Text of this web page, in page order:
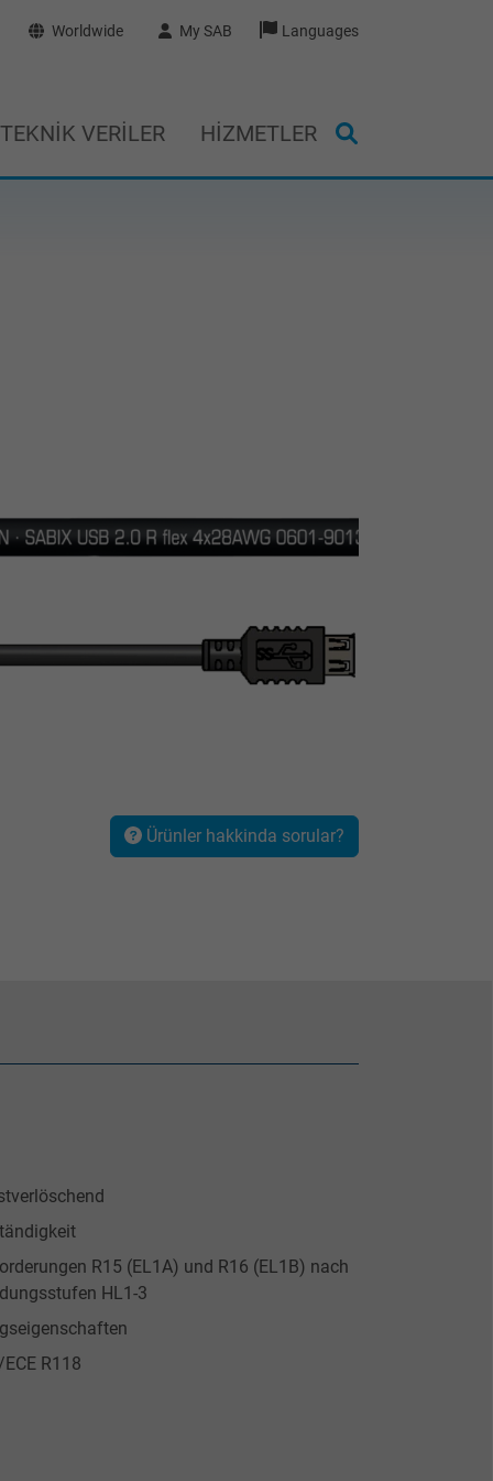
Worldwide My SAB Languages
TEKNIK VERILER HIZMETLER
Ürünler hakkinda sorular?
R15 (EL1A) und R16 (EL1B) nach
HL1-3
R118